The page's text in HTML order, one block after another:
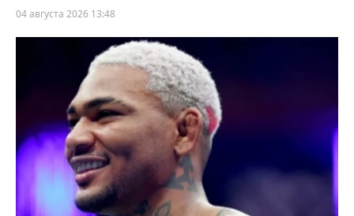
04 августа 2026 13:48